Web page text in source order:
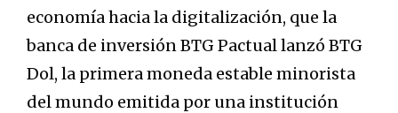
economía hacia la digitalización, que la
banca de inversión BTG Pactual lanzó BTG
Dol, la primera moneda estable minorista
del mundo emitida por una institución